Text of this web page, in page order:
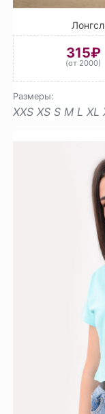
315₽
(от 2000)
Размеры:
XXS XS S M L XL